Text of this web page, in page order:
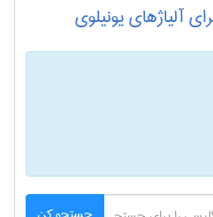
آلیاژهای یونیلوی